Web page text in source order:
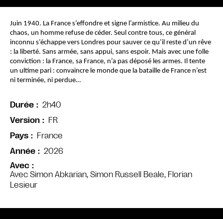
Avec
Avec Simon Abkarian, Simon Russell Beale, Florian
Lesieur
Juin 1940. La France s’effondre et signe l’armistice. Au milieu du
chaos, un homme refuse de céder. Seul contre tous, ce général
inconnu s’échappe vers Londres pour sauver ce qu’il reste d’un rêve
: la liberté. Sans armée, sans appui, sans espoir. Mais avec une folle
conviction : la France, sa France, n’a pas déposé les armes. Il tente
un ultime pari : convaincre le monde que la bataille de France n’est
ni terminée, ni perdue…
Durée
2h40
Version
FR
Pays
France
Année
2026